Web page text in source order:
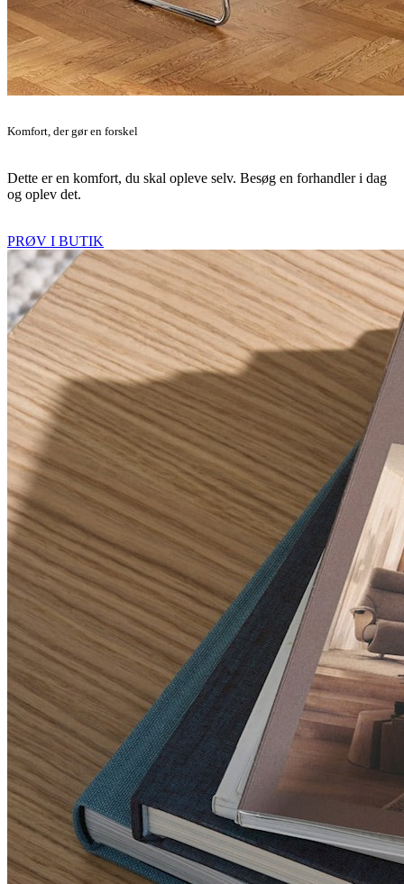
Komfort, der gør en forskel
Dette er en komfort, du skal opleve selv. Besøg en forhandler i dag
og oplev det.
PRØV I BUTIK